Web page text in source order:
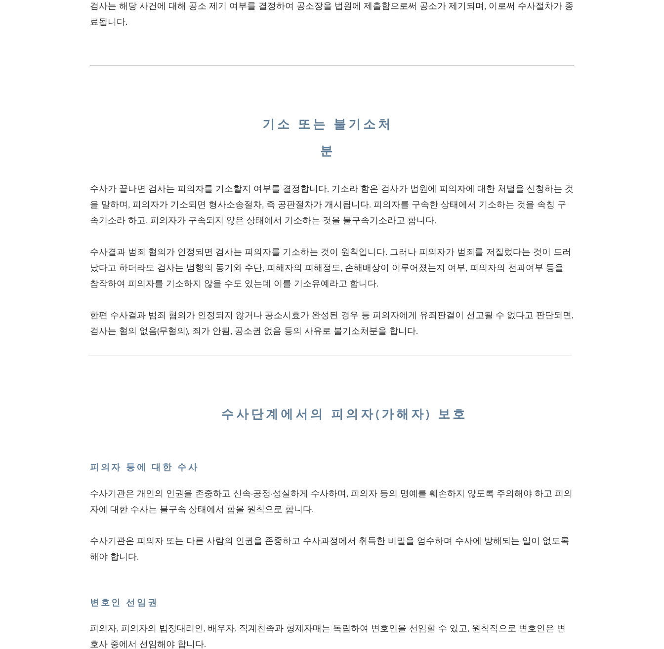
검사는 해당 사건에 대해 공소 제기 여부를 결정하여 공소장을 법원에 제출함으로써 공소가 제기되며, 이로써 수사절차가 종
료됩니다.
기소 또는 불기소처
분
수사가 끝나면 검사는 피의자를 기소할지 여부를 결정합니다. 기소라 함은 검사가 법원에 피의자에 대한 처벌을 신청하는 것
을 말하며, 피의자가 기소되면 형사소송절차, 즉 공판절차가 개시됩니다. 피의자를 구속한 상태에서 기소하는 것을 속칭 구
속기소라 하고, 피의자가 구속되지 않은 상태에서 기소하는 것을 불구속기소라고 합니다.
수사결과 범죄 혐의가 인정되면 검사는 피의자를 기소하는 것이 원칙입니다. 그러나 피의자가 범죄를 저질렀다는 것이 드러
났다고 하더라도 검사는 범행의 동기와 수단, 피해자의 피해정도, 손해배상이 이루어졌는지 여부, 피의자의 전과여부 등을
참작하여 피의자를 기소하지 않을 수도 있는데 이를 기소유예라고 합니다.
한편 수사결과 범죄 혐의가 인정되지 않거나 공소시효가 완성된 경우 등 피의자에게 유죄판결이 선고될 수 없다고 판단되면,
검사는 혐의 없음(무혐의), 죄가 안됨, 공소권 없음 등의 사유로 불기소처분을 합니다.
수사단계에서의 피의자(가해자) 보호
피의자 등에 대한 수사
수사기관은 개인의 인권을 존중하고 신속·공정·성실하게 수사하며, 피의자 등의 명예를 훼손하지 않도록 주의해야 하고 피의
자에 대한 수사는 불구속 상태에서 함을 원칙으로 합니다.
수사기관은 피의자 또는 다른 사람의 인권을 존중하고 수사과정에서 취득한 비밀을 엄수하며 수사에 방해되는 일이 없도록
해야 합니다.
변호인 선임권
피의자, 피의자의 법정대리인, 배우자, 직계친족과 형제자매는 독립하여 변호인을 선임할 수 있고, 원칙적으로 변호인은 변
호사 중에서 선임해야 합니다.